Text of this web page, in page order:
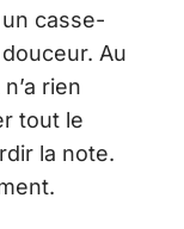
casse-
Au
rien
tout le
la note.